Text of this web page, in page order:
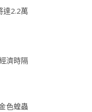
達2.2萬
濟時隔
色蝗蟲